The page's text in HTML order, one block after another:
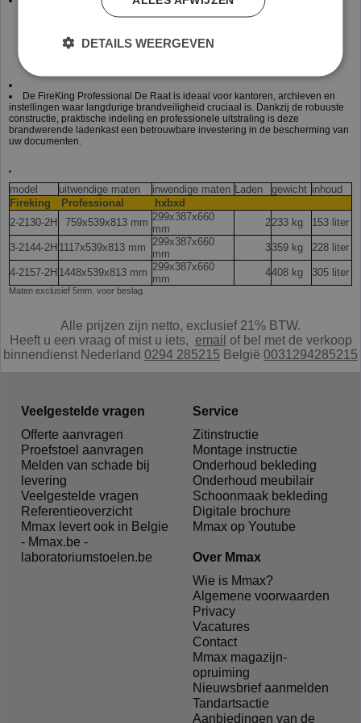
120 minuten brandwerend voor papier (UL72 Class 350 – 2 hour)
Extra hoge lades voor opstaande ruiters
Inclusief hangmapframe voor A4 en folio
De FireKing Professional De Raat is ideaal voor kantoren, archieven en
instellingen waar langdurige brandveiligheid cruciaal is. Dankzij de robuuste
constructie, praktische indeling en professionele uitstraling is deze
brandwerende ladenkast een betrouwbare investering in de bescherming van
uw documenten.
model uitwendige maten inwendige maten Laden gewicht inhoud
Fireking
Professional
hxbxd
2-2130-2H
759x539x813 mm 299x387x660
mm
2233 kg 153 liter
3-2144-2H 1117x539x813 mm 299x387x660
mm
3359 kg 228 liter
4-2157-2H 1448x539x813 mm 299x387x660
mm
4408 kg 305 liter
Maten exclusief 5mm. voor beslag.
Alle prijzen zijn netto, exclusief 21% BTW.
Heeft u een vraag of mist u iets, email of bel met de verkoop
binnendienst Nederland 0294 285215 België 0031294285215
Veelgestelde vragen
Offerte aanvragen
Proefstoel aanvragen
Melden van schade bij
levering
Veelgestelde vragen
Referentieoverzicht
Mmax levert ook in Belgie
- Mmax.be -
laboratoriumstoelen.be
Service
Zitinstructie
Montage instructie
Onderhoud bekleding
Onderhoud meubilair
Schoonmaak bekleding
Digitale brochure
Mmax op Youtube
Over Mmax
Wie is Mmax?
Algemene voorwaarden
Privacy
Vacatures
Contact
Mmax magazijn-
opruiming
Nieuwsbrief aanmelden
Tandartsactie
Aanbiedingen van de
DETAILS WEERGEVEN